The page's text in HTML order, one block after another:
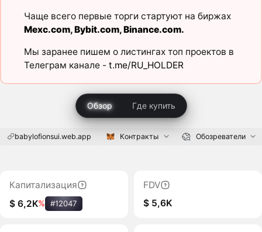
Чаще всего первые торги стартуют на биржах
Mexc.com,Bybit.com,Binance.com.
Мы заранее пишем о листингах топ проектов в
Телеграм канале - t.me/RU_HOLDER
Обзор Где купить
babylofionsui.web.app Контракты Обозреватели
Капитализация
$ 6,2K% #12047
FDV
$ 5,6K